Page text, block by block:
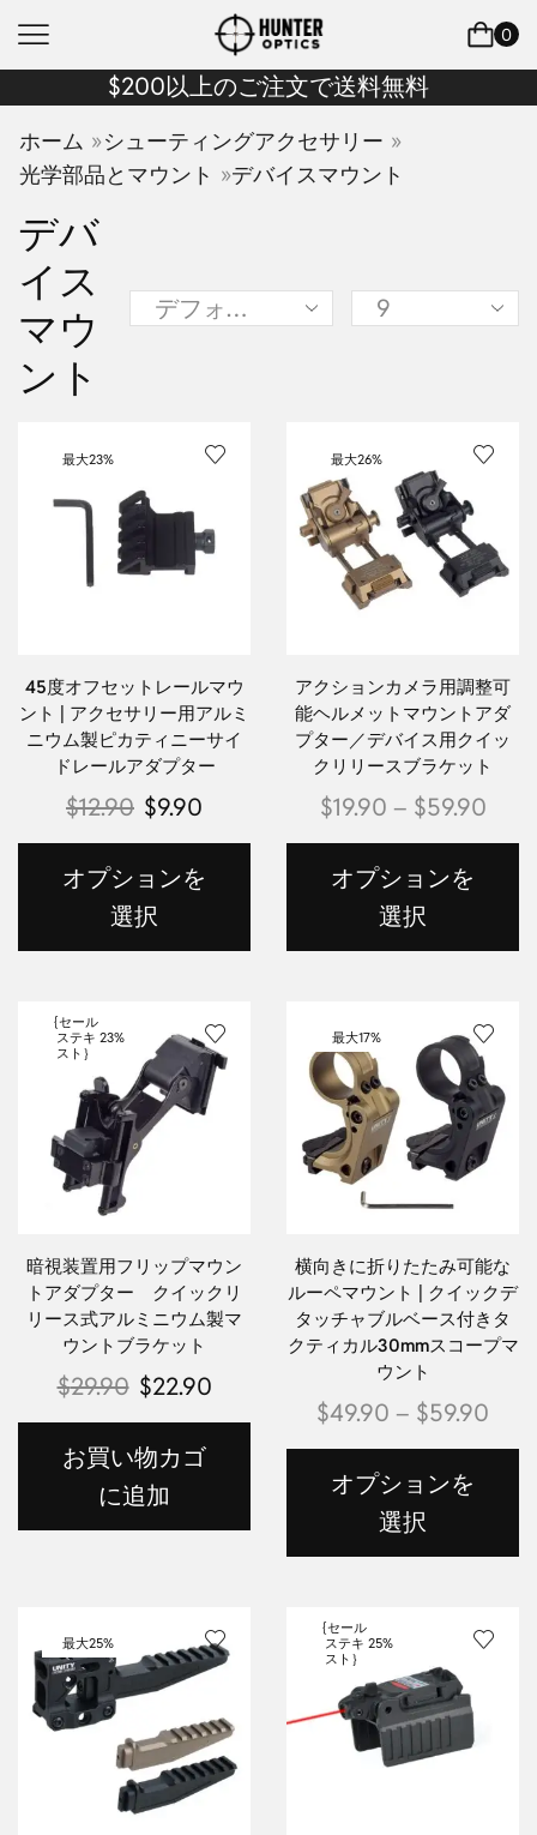
0
$200以上のご注文で送料無料
ホーム »シューティングアクセサリー »
光学部品とマウント »デバイスマウント
デバ
イス
マウ
ント
最大23%
45度オフセットレールマウ
ント | アクセサリー用アルミ
ニウム製ピカティニーサイ
ドレールアダプター
$12.90 $9.90
オプションを
選択
最大26%
アクションカメラ用調整可
能ヘルメットマウントアダ
プター／デバイス用クイッ
クリリースブラケット
$19.90 – $59.90
オプションを
選択
{セール
ステキ
スト｝
23%
暗視装置用フリップマウン
トアダプター クイックリ
リース式アルミニウム製マ
ウントブラケット
$29.90 $22.90
お買い物カゴ
に追加
最大17%
横向きに折りたたみ可能な
ルーペマウント | クイックデ
タッチャブルベース付きタ
クティカル30mmスコープマ
ウント
$49.90 – $59.90
オプションを
選択
最大25%
{セール
ステキ
スト｝
25%